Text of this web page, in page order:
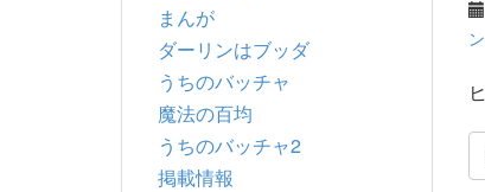
ン
まんが
ダーリンはブッダ
うちのバッチャ
魔法の百均
うちのバッチャ2
掲載情報